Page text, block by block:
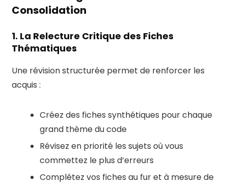
Consolidation
1. La Relecture Critique des Fiches
Thématiques
Une révision structurée permet de renforcer les
acquis :
Créez des fiches synthétiques pour chaque
grand thème du code
Révisez en priorité les sujets où vous
commettez le plus d’erreurs
Complétez vos fiches au fur et à mesure de